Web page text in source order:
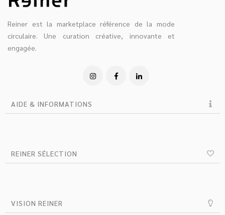
Reiner est la marketplace référence de la mode
circulaire. Une curation créative, innovante et
engagée.
AIDE & INFORMATIONS
REINER SÉLECTION
VISION REINER